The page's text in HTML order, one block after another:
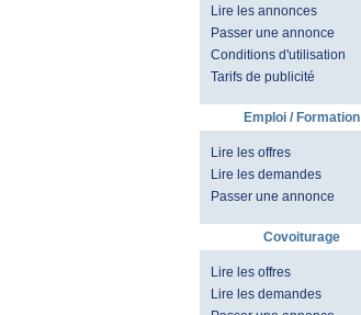
Lire les annonces
Passer une annonce
Conditions d'utilisation
Tarifs de publicité
Emploi / Formation
Lire les offres
Lire les demandes
Passer une annonce
Covoiturage
Lire les offres
Lire les demandes